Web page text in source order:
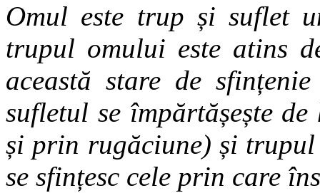
Omul este trup și suflet
trupul omului este atins
această stare de
sufletul se împărtășește
și prin rugăciune) și trupul
se sfințesc cele prin care